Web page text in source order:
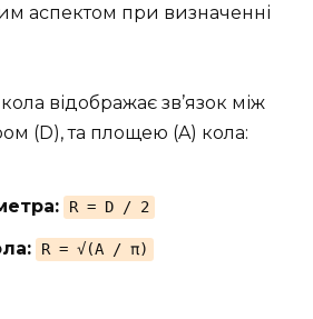
аспектом при визначенні
відображає зв’язок між
(D), та площею (A) кола:
R = D / 2
R = √(A / π)